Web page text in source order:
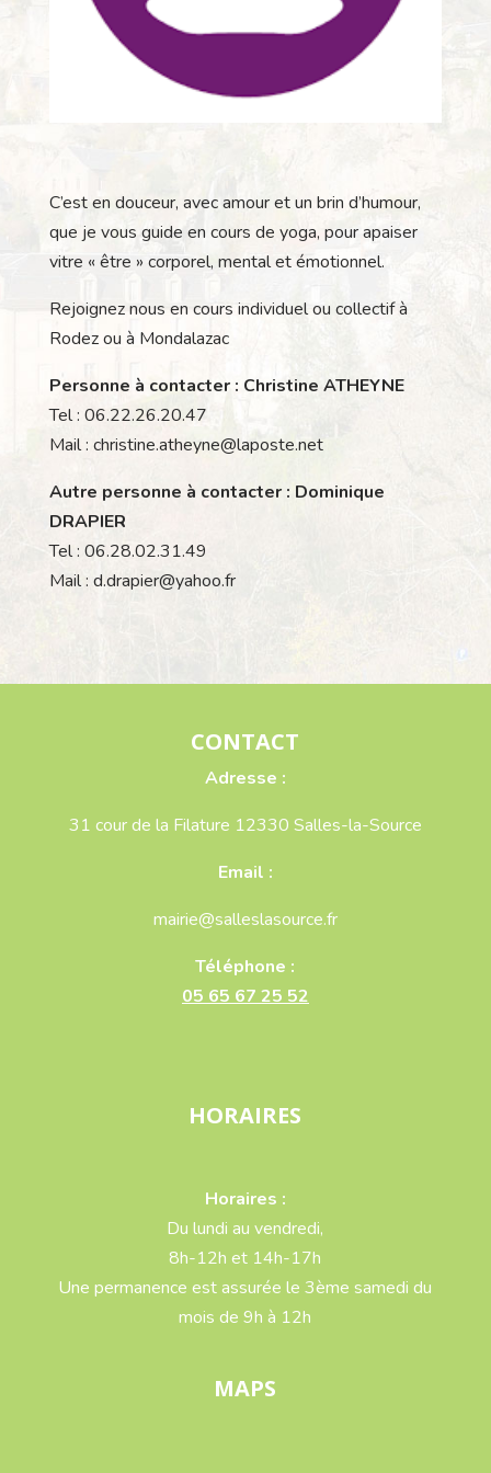
C’est en douceur, avec amour et un brin d’humour,
que je vous guide en cours de yoga, pour apaiser
vitre « être » corporel, mental et émotionnel.
Rejoignez nous en cours individuel ou collectif à
Rodez ou à Mondalazac
Personne à contacter : Christine ATHEYNE
Tel : 06.22.26.20.47
Mail : christine.atheyne@laposte.net
Autre personne à contacter : Dominique
DRAPIER
Tel : 06.28.02.31.49
Mail : d.drapier@yahoo.fr
CONTACT
Adresse :
31 cour de la Filature 12330 Salles-la-Source
Email :
mairie@salleslasource.fr
Téléphone :
05 65 67 25 52
HORAIRES
Horaires :
Du lundi au vendredi,
8h-12h et 14h-17h
Une permanence est assurée le 3ème samedi du
mois de 9h à 12h
MAPS